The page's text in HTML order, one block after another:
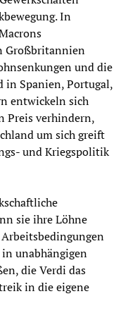
In
Großbritannien
und die
in Spanien, Portugal,
entwickeln sich
Preis verhindern,
um sich greift
und Kriegspolitik
sie ihre Löhne
unabhängigen
die Verdi das
in die eigene